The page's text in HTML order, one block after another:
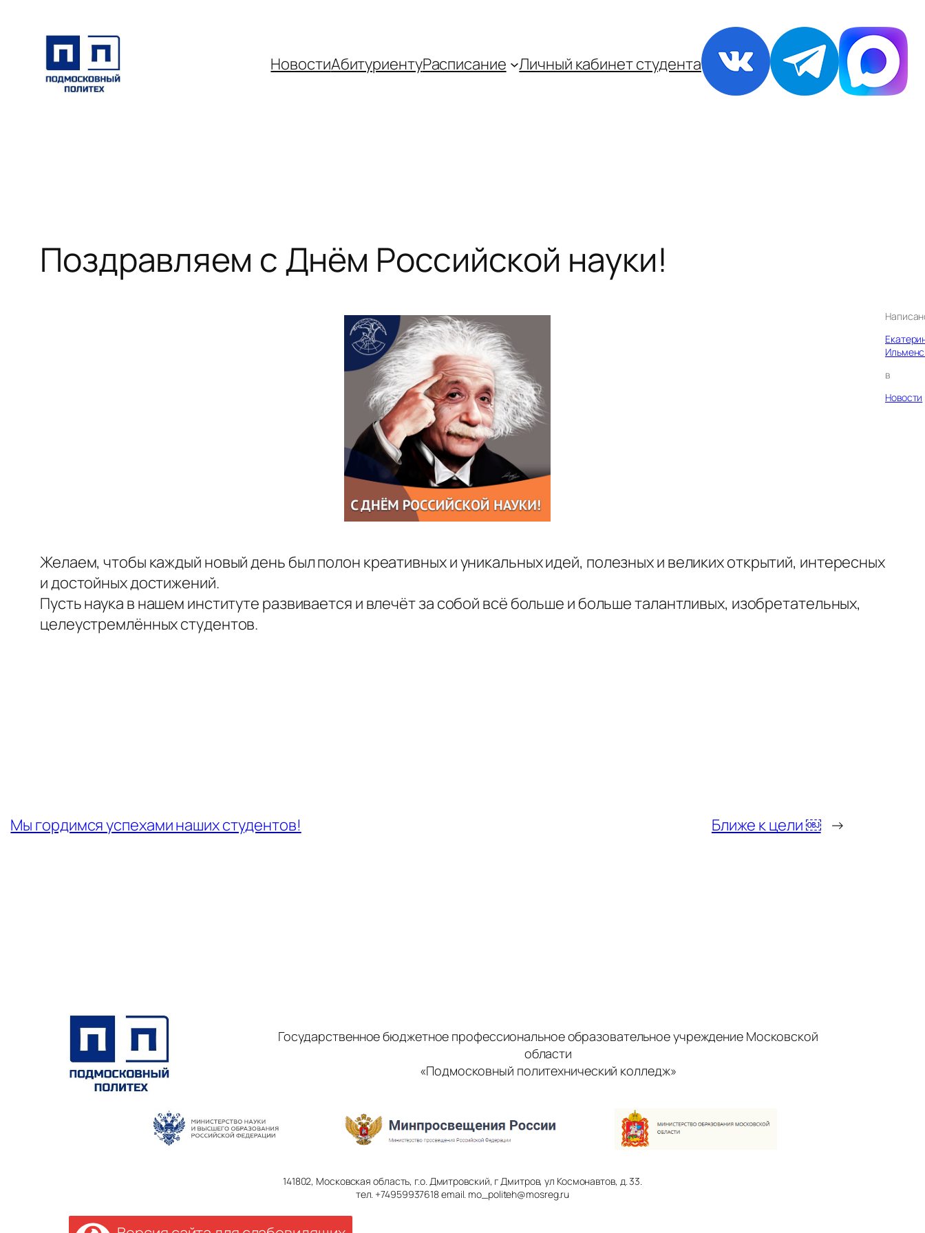
содержимому
НовостиАбитуриентуРаспиcание Личный кабинет студента
Поздравляем с Днём Российской науки!
в
Новости
Желаем, чтобы каждый новый день был полон креативных и уникальных идей, полезных и великих открытий, интересных
и достойных достижений.
Пусть наука в нашем институте развивается и влечёт за собой всё больше и больше талантливых, изобретательных,
целеустремлённых студентов.
Мы гордимся успехами наших студентов! Ближе к цели ￼ →
Государственное бюджетное профессиональное образовательное учреждение Московской
области
«Подмосковный политехнический колледж»
141802, Московская область, г.о. Дмитровский, г Дмитров, ул Космонавтов, д. 33.
тел. +74959937618 email. mo_politeh@mosreg.ru